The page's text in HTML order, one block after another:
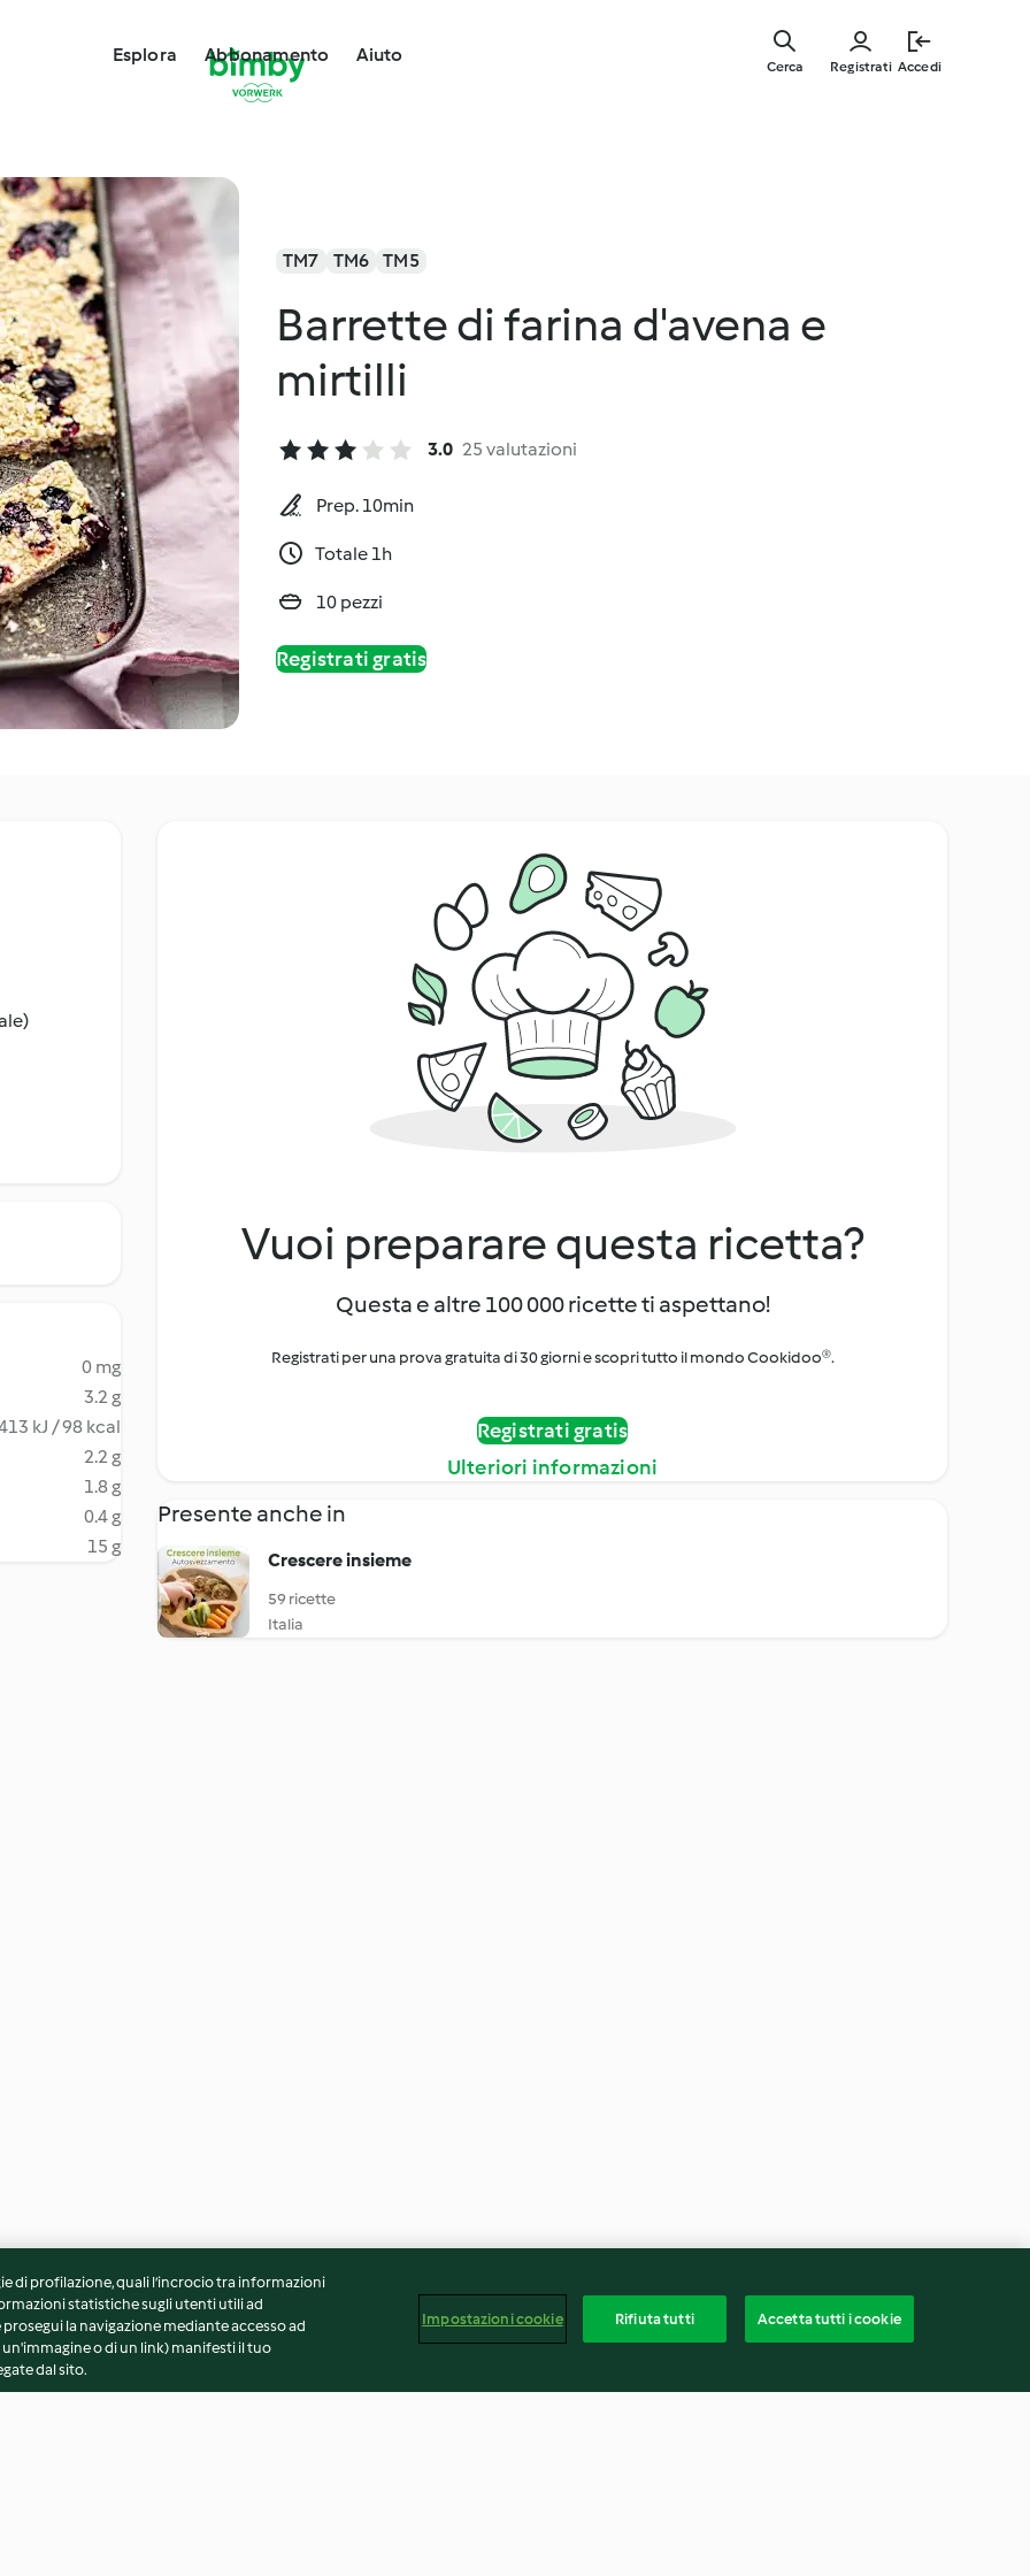
Esplora Abbonamento Aiuto
Registrati Accedi
Cerca
TM7 TM6 TM5
Barrette di farina d'avena e
mirtilli
3.0 25 valutazioni
Prep. 10min
Totale 1h
10 pezzi
Registrati gratis
0 mg
3.2 g
kJ / 98 kcal
2.2 g
1.8 g
0.4 g
15 g
Vuoi preparare questa ricetta?
Questa e altre 100 000 ricette ti aspettano!
Registrati per una prova gratuita di 30 giorni e scopri tutto il mondo Cookidoo®.
Registrati gratis
Ulteriori informazioni
Presente anche in
Crescere insieme
59 ricette
Italia
di profilazione, quali l’incrocio tra informazioni
statistiche sugli utenti utili ad
la navigazione mediante accesso ad
o di un link) manifesti il tuo
dal sito.
Impostazioni cookie Rifiuta tutti Accetta tutti i cookie